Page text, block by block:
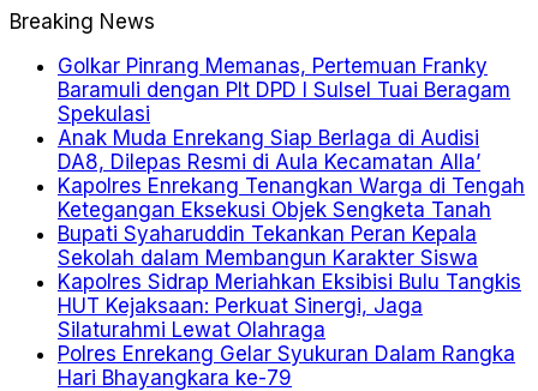
Breaking News
Golkar Pinrang Memanas, Pertemuan Franky
Baramuli dengan Plt DPD I Sulsel Tuai Beragam
Spekulasi
Anak Muda Enrekang Siap Berlaga di Audisi
DA8, Dilepas Resmi di Aula Kecamatan Alla’
Kapolres Enrekang Tenangkan Warga di Tengah
Ketegangan Eksekusi Objek Sengketa Tanah
Bupati Syaharuddin Tekankan Peran Kepala
Sekolah dalam Membangun Karakter Siswa
Kapolres Sidrap Meriahkan Eksibisi Bulu Tangkis
HUT Kejaksaan: Perkuat Sinergi, Jaga
Silaturahmi Lewat Olahraga
Polres Enrekang Gelar Syukuran Dalam Rangka
Hari Bhayangkara ke-79